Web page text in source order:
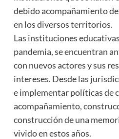
debido acompañamiento
en los diversos territorios.
Las instituciones
pandemia, se encuentran
con nuevos actores y sus
intereses. Desde las
e implementar políticas de
acompañamiento,
construcción de una
vivido en estos años.